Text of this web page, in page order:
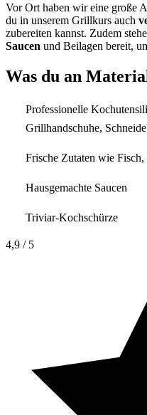
Vor Ort haben wir eine große
du in unserem Grillkurs auch
zubereiten kannst. Zudem
Saucen und Beilagen bereit,
Was du an
Professionelle
Grillhandschuhe,
Frische Zutaten wie
Hausgemachte Saucen
Triviar-Kochschürze
4,9 / 5